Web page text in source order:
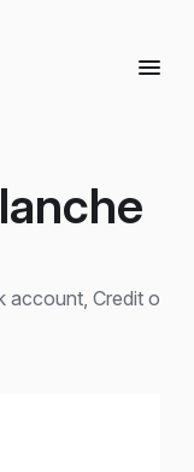
account, Credit o